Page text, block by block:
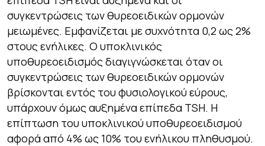
συγκεντρώσεις των θυρεοειδικών ορμονών
μειωμένες. Εμφανίζεται με συχνότητα 0,2 ως 2%
στους ενήλικες. Ο υποκλινικός
υποθυρεοειδισμός διαγιγνώσκεται όταν οι
συγκεντρώσεις των θυρεοειδικών ορμονών
βρίσκονται εντός του φυσιολογικού εύρους,
υπάρχουν όμως αυξημένα επίπεδα TSH. Η
επίπτωση του υποκλινικού υποθυρεοειδισμού
αφορά από 4% ως 10% του ενήλικου πληθυσμού.